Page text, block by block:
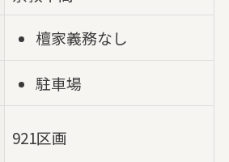
檀家義務なし
駐車場
921区画